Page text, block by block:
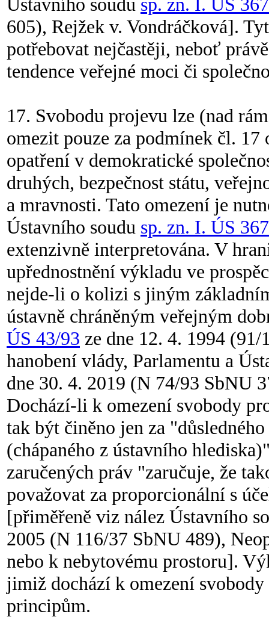
605), Rejžek v. Vondráčková].
potřebovat nejčastěji, neboť
tendence veřejné moci či
17. Svobodu projevu lze (nad
omezit pouze za podmínek čl.
opatření v demokratické
druhých, bezpečnost státu,
a mravnosti. Tato omezení je
Ústavního soudu sp. zn. I. ÚS
extenzivně interpretována. V
upřednostnění výkladu ve
nejde-li o kolizi s jiným
ústavně chráněným veřejným
ÚS 43/93 ze dne 12. 4. 1994
hanobení vlády, Parlamentu a
dne 30. 4. 2019 (N 74/93 SbNU
Dochází-li k omezení svobody
tak být činěno jen za
(chápaného z ústavního
zaručených práv "zaručuje, že
považovat za proporcionální s
[přiměřeně viz nález Ústavního
2005 (N 116/37 SbNU 489),
nebo k nebytovému prostoru].
jimiž dochází k omezení
principům.